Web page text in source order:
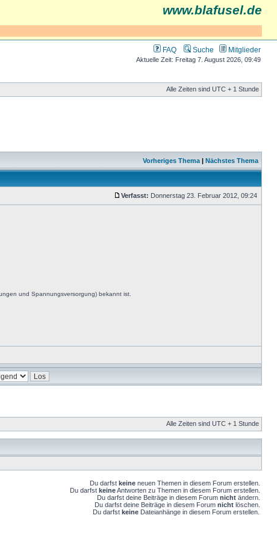
www.blafusel.de
FAQ Suche Mitglieder
Aktuelle Zeit: Freitag 7. August 2026, 09:49
Alle Zeiten sind UTC + 1 Stunde
Vorheriges Thema | Nächstes Thema
Verfasst: Donnerstag 23. Februar 2012, 09:24
und Spannungsversorgung) bekannt ist.
Alle Zeiten sind UTC + 1 Stunde
Du darfst keine neuen Themen in diesem Forum erstellen.
Du darfst keineAntworten zu Themen in diesem Forum erstellen.
Du darfst deine Beiträge in diesem Forum nicht ändern.
Du darfst deine Beiträge in diesem Forum nicht löschen.
Du darfst keine Dateianhänge in diesem Forum erstellen.